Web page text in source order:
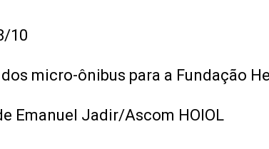
10
micro-ônibus para a Fundação
Emanuel Jadir/Ascom HOIOL